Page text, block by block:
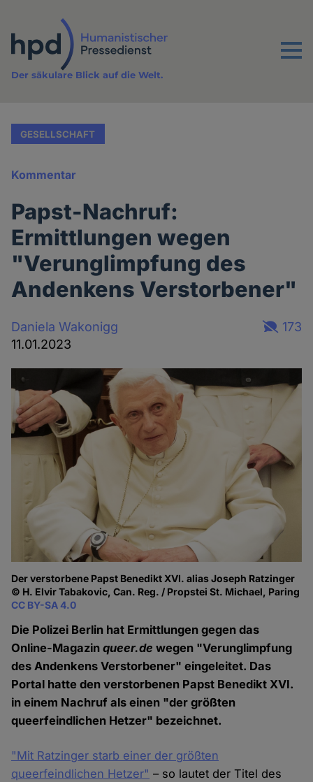
Inhalt
Menu
Der säkulare Blick auf die Welt.
GESELLSCHAFT
Kommentar
Papst-Nachruf:
Ermittlungen wegen
"Verunglimpfung des
Andenkens Verstorbener"
Daniela Wakonigg
11.01.2023
173
Der verstorbene Papst Benedikt XVI. alias Joseph Ratzinger
© H. Elvir Tabakovic, Can. Reg. / Propstei St. Michael, Paring
CC BY-SA 4.0
Die Polizei Berlin hat Ermittlungen gegen das
Online-Magazinqueer.de wegen "Verunglimpfung
des Andenkens Verstorbener" eingeleitet. Das
Portal hatte den verstorbenen Papst Benedikt XVI.
in einem Nachruf als einen "der größten
queerfeindlichen Hetzer" bezeichnet.
"Mit Ratzinger starb einer der größten
queerfeindlichen Hetzer" – so lautet der Titel des